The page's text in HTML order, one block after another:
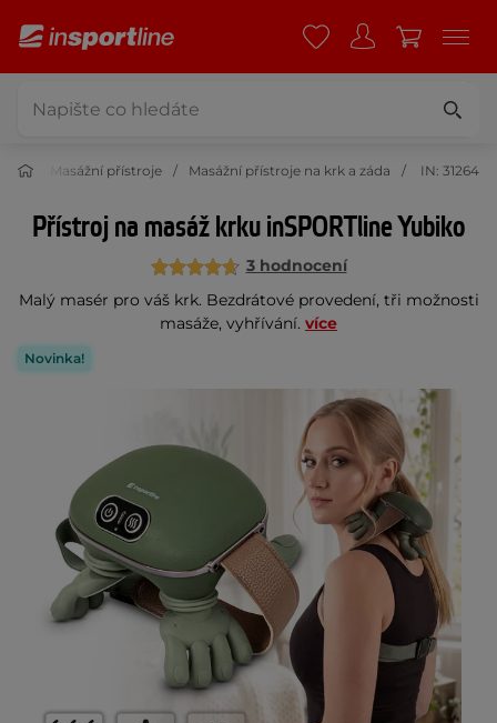
Masážní přístroje Masážní přístroje na krk a záda IN: 31264
Přístroj na masáž krku inSPORTline Yubiko
3 hodnocení
Malý masér pro váš krk. Bezdrátové provedení, tři možnosti
masáže, vyhřívání. více
Novinka!